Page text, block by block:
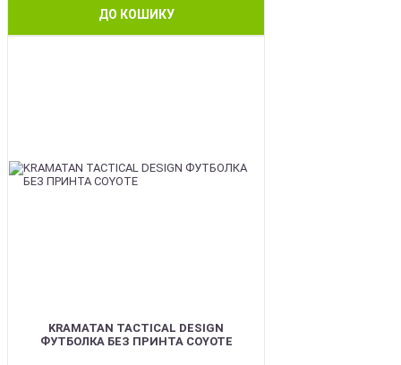
ДО КОШИКУ
KRAMATAN TACTICAL DESIGN
ФУТБОЛКА БЕЗ ПРИНТА COYOTE